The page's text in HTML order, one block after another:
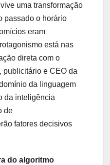
uma transformação
passado o horário
eram
está nas
direta com o
publicitário e CEO da
da linguagem
da inteligência
de
fatores decisivos
do algoritmo